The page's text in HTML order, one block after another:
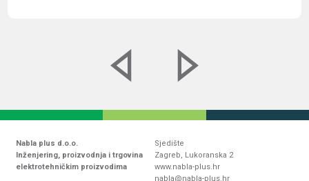
Nabla plus d.o.o.
Inženjering, proizvodnja i trgovina
elektrotehničkim proizvodima
Sjedište
Zagreb, Lukoranska 2
www.nabla-plus.hr
nabla@nabla-plus.hr